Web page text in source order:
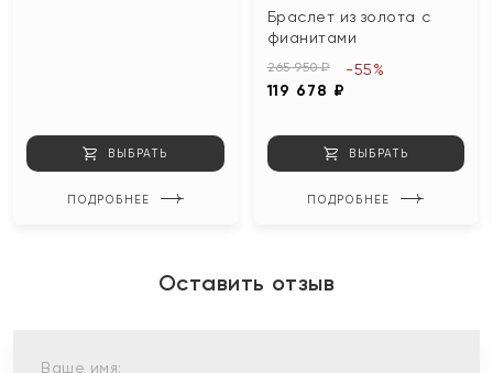
ВЫБРАТЬ
ПОДРОБНЕЕ
Браслет из золота с
фианитами
265 950 ₽
119 678 ₽
-55%
ВЫБРАТЬ
ПОДРОБНЕЕ
Оставить отзыв
Ваше имя: